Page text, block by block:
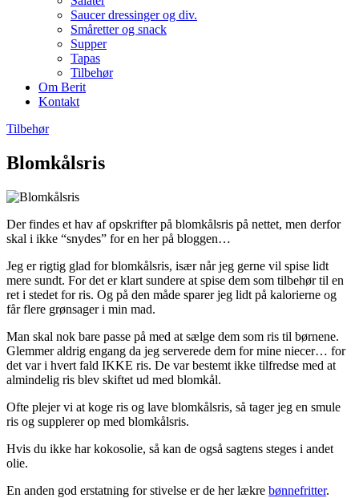
Saucer dressinger og div.
Småretter og snack
Supper
Tapas
Tilbehør
Om Berit
Kontakt
Tilbehør
Blomkålsris
Der findes et hav af opskrifter på blomkålsris på nettet, men derfor
skal i ikke “snydes” for en her på bloggen…
Jeg er rigtig glad for blomkålsris, især når jeg gerne vil spise lidt
mere sundt. For det er klart sundere at spise dem som tilbehør til en
ret i stedet for ris. Og på den måde sparer jeg lidt på kalorierne og
får flere grønsager i min mad.
Man skal nok bare passe på med at sælge dem som ris til børnene.
Glemmer aldrig engang da jeg serverede dem for mine niecer… for
det var i hvert fald IKKE ris. De var bestemt ikke tilfredse med at
almindelig ris blev skiftet ud med blomkål.
Ofte plejer vi at koge ris og lave blomkålsris, så tager jeg en smule
ris og supplerer op med blomkålsris.
Hvis du ikke har kokosolie, så kan de også sagtens steges i andet
olie.
En anden god erstatning for stivelse er de her lækre bønnefritter.